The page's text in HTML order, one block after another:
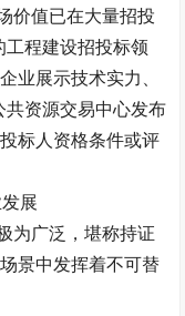
价值已在大量招投
程建设招投标领
业展示技术实力、
共资源交易中心发布
标人资格条件或评
展
为广泛，堪称持证
景中发挥着不可替